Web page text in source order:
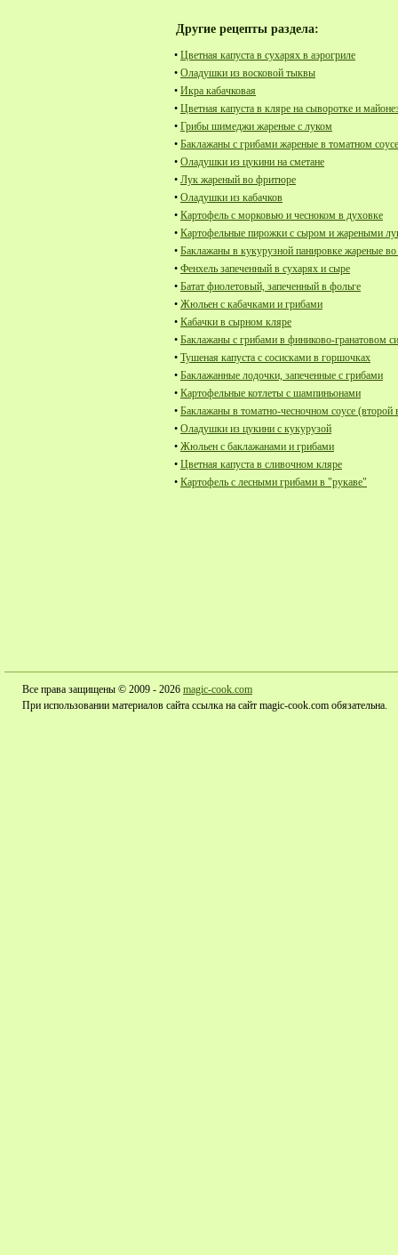
Другие рецепты раздела:
• Цветная капуста в сухарях в аэрогриле
• Оладушки из восковой тыквы
• Икра кабачковая
• Цветная капуста в кляре на сыворотке и
• Грибы шимеджи жареные с луком
• Баклажаны с грибами жареные в томатном соусе
• Оладушки из цукини на сметане
• Лук жареный во фритюре
• Оладушки из кабачков
• Картофель с морковью и чесноком в духовке
• Картофельные пирожки с сыром и жареными
• Баклажаны в кукурузной панировке жареные
• Фенхель запеченный в сухарях и сыре
• Батат фиолетовый, запеченный в фольге
• Жюльен с кабачками и грибами
• Кабачки в сырном кляре
• Баклажаны с грибами в финиково-гранатовом
• Тушеная капуста с сосисками в горшочках
• Баклажанные лодочки, запеченные с грибами
• Картофельные котлеты с шампиньонами
• Баклажаны в томатно-чесночном соусе (второй
• Оладушки из цукини с кукурузой
• Жюльен с баклажанами и грибами
• Цветная капуста в сливочном кляре
• Картофель с лесными грибами в "рукаве"
Все права защищены © 2009 - 2026 magic-cook.com
При использовании материалов сайта ссылка на сайт magic-cook.com обязательна.